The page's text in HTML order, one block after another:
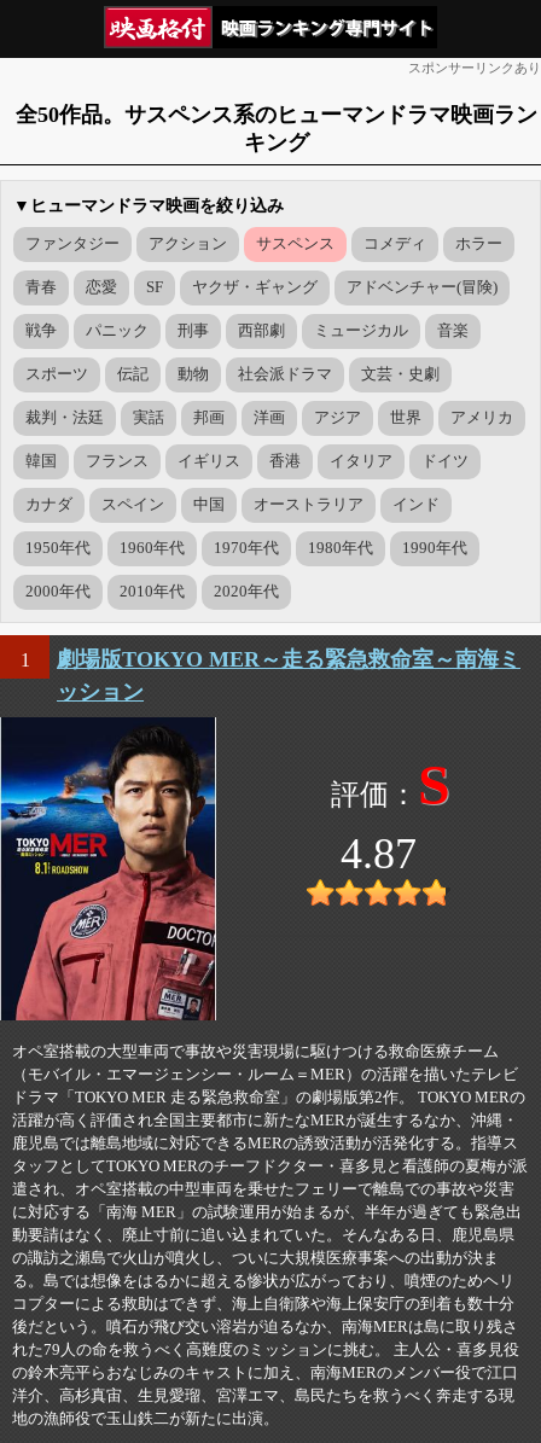
スポンサーリンクあり
全50作品。サスペンス系のヒューマンドラマ映画ラン
キング
▼ヒューマンドラマ映画を絞り込み
ファンタジー アクション サスペンス コメディ ホラー
青春 恋愛 SF ヤクザ・ギャング アドベンチャー(冒険)
戦争 パニック 刑事 西部劇 ミュージカル 音楽
スポーツ 伝記 動物 社会派ドラマ 文芸・史劇
裁判・法廷 実話 邦画 洋画 アジア 世界 アメリカ
韓国 フランス イギリス 香港 イタリア ドイツ
カナダ スペイン 中国 オーストラリア インド
1950年代 1960年代 1970年代 1980年代 1990年代
2000年代 2010年代 2020年代
1
劇場版TOKYO MER～走る緊急救命室～南海ミ
ッション
S
4.87
オペ室搭載の大型車両で事故や災害現場に駆けつける救命医療チーム
（モバイル・エマージェンシー・ルーム＝MER）の活躍を描いたテレビ
ドラマ「TOKYO MER 走る緊急救命室」の劇場版第2作。 TOKYO MERの
活躍が高く評価され全国主要都市に新たなMERが誕生するなか、沖縄・
鹿児島では離島地域に対応できるMERの誘致活動が活発化する。指導ス
タッフとしてTOKYO MERのチーフドクター・喜多見と看護師の夏梅が派
遣され、オペ室搭載の中型車両を乗せたフェリーで離島での事故や災害
に対応する「南海 MER」の試験運用が始まるが、半年が過ぎても緊急出
動要請はなく、廃止寸前に追い込まれていた。そんなある日、鹿児島県
の諏訪之瀬島で火山が噴火し、ついに大規模医療事案への出動が決ま
る。島では想像をはるかに超える惨状が広がっており、噴煙のためヘリ
コプターによる救助はできず、海上自衛隊や海上保安庁の到着も数十分
後だという。噴石が飛び交い溶岩が迫るなか、南海MERは島に取り残さ
れた79人の命を救うべく高難度のミッションに挑む。 主人公・喜多見役
の鈴木亮平らおなじみのキャストに加え、南海MERのメンバー役で江口
洋介、高杉真宙、生見愛瑠、宮澤エマ、島民たちを救うべく奔走する現
地の漁師役で玉山鉄二が新たに出演。